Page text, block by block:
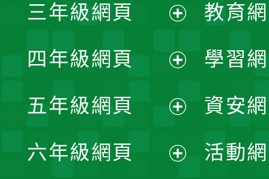
選
單
開
選
單
三年級網頁
開
選
單
四年級網頁
開
選
五年級網頁
開
六年級網頁
教育
學習
資安
活動